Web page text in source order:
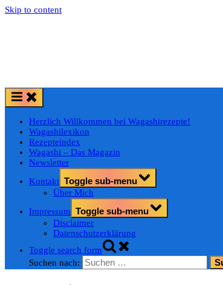
Skip to content
Herzlich Willkommen bei Wagashirezepte!
Wagashilexikon
Rezepteindex
Wagashi – Das Magazin
Newsletter
Kontakt Toggle sub-menu
Über Mich
Impressum Toggle sub-menu
Disclaimer
Datenschutzerklärung
Toggle search form
Suchen nach: